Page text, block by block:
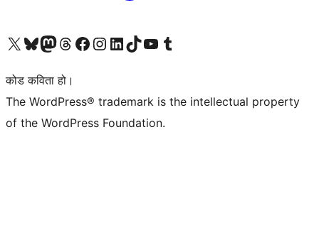
हाम्रो X (पहिले ट्विटर) खातामा जानुहोस्
हाम्रो Bluesky खाता भ्रमण गर्नुहोस्
हाम्रो म्यास्टोडन खाता भ्रमण गर्नुहोस्
हाम्रो थ्रेड्स खातामा जानुहोस्
हाम्रो फेसबुक पेजमा जानुहोस्
हाम्रो इन्स्टाग्राम खातामा जानुहोस्
हाम्रो लिङ्क्डइन खातामा जानुहोस्
हाम्रो TikTok खाता भ्रमण गर्नुहोस्
हाम्रो युट्युब च्यानलमा जानुहोस्
हाम्रो टम्बलर खाता भ्रमण गर्नुहोस्
कोड कविता हो।
The WordPress® trademark is the intellectual property
of the WordPress Foundation.